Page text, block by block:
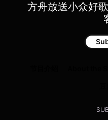
方舟放送小众好